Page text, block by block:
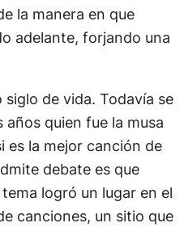
la manera en que
adelante, forjando una
de vida. Todavía se
quien fue la musa
es la mejor canción de
debate es que
logró un lugar en el
canciones, un sitio que